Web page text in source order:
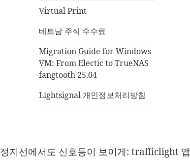
Virtual Print
베트남 주식 수수료
Migration Guide for Windows
VM: From Electic to TrueNAS
fangtooth 25.04
Lightsignal 개인정보처리방침
정지선에서도 신호등이 보이게: trafficlight 앱